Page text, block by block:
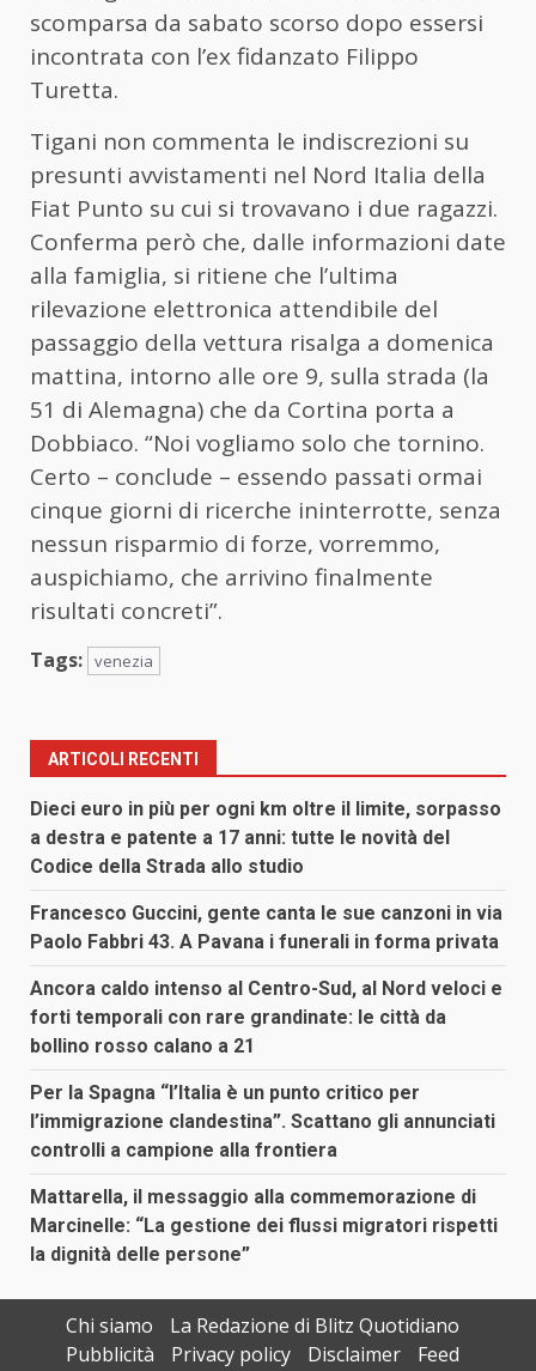
scomparsa da sabato scorso dopo essersi
incontrata con l’ex fidanzato Filippo
Turetta.
Tigani non commenta le indiscrezioni su
presunti avvistamenti nel Nord Italia della
Fiat Punto su cui si trovavano i due ragazzi.
Conferma però che, dalle informazioni date
alla famiglia, si ritiene che l’ultima
rilevazione elettronica attendibile del
passaggio della vettura risalga a domenica
mattina, intorno alle ore 9, sulla strada (la
51 di Alemagna) che da Cortina porta a
Dobbiaco. “Noi vogliamo solo che tornino.
Certo – conclude – essendo passati ormai
cinque giorni di ricerche ininterrotte, senza
nessun risparmio di forze, vorremmo,
auspichiamo, che arrivino finalmente
risultati concreti”.
Tags: venezia
ARTICOLI RECENTI
Dieci euro in più per ogni km oltre il limite, sorpasso
a destra e patente a 17 anni: tutte le novità del
Codice della Strada allo studio
Francesco Guccini, gente canta le sue canzoni in via
Paolo Fabbri 43. A Pavana i funerali in forma privata
Ancora caldo intenso al Centro-Sud, al Nord veloci e
forti temporali con rare grandinate: le città da
bollino rosso calano a 21
Per la Spagna “l’Italia è un punto critico per
l’immigrazione clandestina”. Scattano gli annunciati
controlli a campione alla frontiera
Mattarella, il messaggio alla commemorazione di
Marcinelle: “La gestione dei flussi migratori rispetti
la dignità delle persone”
Chi siamo
La Redazione di Blitz Quotidiano
Pubblicità
Privacy policy Disclaimer Feed